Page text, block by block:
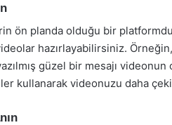
ön planda olduğu bir
hazırlayabilirsiniz.
güzel bir mesajı
kullanarak videonuzu daha